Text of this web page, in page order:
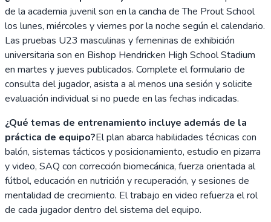
de la academia juvenil son en la cancha de The Prout School
los lunes, miércoles y viernes por la noche según el calendario.
Las pruebas U23 masculinas y femeninas de exhibición
universitaria son en Bishop Hendricken High School Stadium
en martes y jueves publicados. Complete el formulario de
consulta del jugador, asista a al menos una sesión y solicite
evaluación individual si no puede en las fechas indicadas.
¿Qué temas de entrenamiento incluye además de la
práctica de equipo?El plan abarca habilidades técnicas con
balón, sistemas tácticos y posicionamiento, estudio en pizarra
y video, SAQ con corrección biomecánica, fuerza orientada al
fútbol, educación en nutrición y recuperación, y sesiones de
mentalidad de crecimiento. El trabajo en video refuerza el rol
de cada jugador dentro del sistema del equipo.